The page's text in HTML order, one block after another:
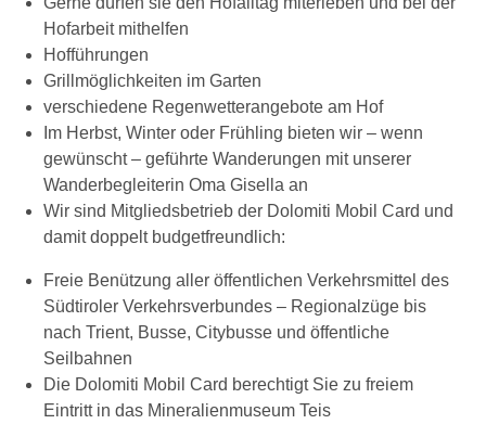
Hofarbeit mithelfen
Hofführungen
Grillmöglichkeiten im Garten
verschiedene Regenwetterangebote am Hof
Im Herbst, Winter oder Frühling bieten wir – wenn
gewünscht – geführte Wanderungen mit unserer
Wanderbegleiterin Oma Gisella an
Wir sind Mitgliedsbetrieb der Dolomiti Mobil Card und
damit doppelt budgetfreundlich:
Freie Benützung aller öffentlichen Verkehrsmittel des
Südtiroler Verkehrsverbundes – Regionalzüge bis
nach Trient, Busse, Citybusse und öffentliche
Seilbahnen
Die Dolomiti Mobil Card berechtigt Sie zu freiem
Eintritt in das Mineralienmuseum Teis